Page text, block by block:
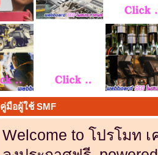
คู่มือผู้ใช้ SMF
Welcome to โปรโมท